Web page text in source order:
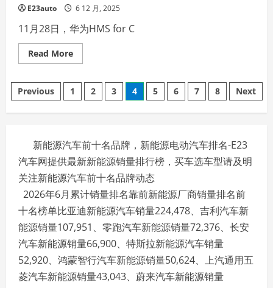
革
方
向
E23auto 6 12 月, 2025
11月28日，华为HMS for C
Read MoreRead
more
为
HMS
for
Car
论
坛
落
幕，
赋
能
车
企
智
能
化
转
型
与
出
海
新
征
文
章
页
Previous 1 2 3 4 5 6 7 8 Next
新能源汽车前十名品牌，新能源电动汽车排名-E23
汽车网提供最新新能源销量排行榜，买车选车型请及明
关注新能源汽车前十名品牌动态
2026年6月累计销量排名靠前新能源厂商销量排名前
十名榜单比亚迪新能源汽车销量224,478、吉利汽车新
能源销量107,951、零跑汽车新能源销量72,376、长安
汽车新能源销量66,900、特斯拉新能源汽车销量
52,920、鸿蒙智行汽车新能源销量50,624、上汽通用五
菱汽车新能源销量43,043、蔚来汽车新能源销量